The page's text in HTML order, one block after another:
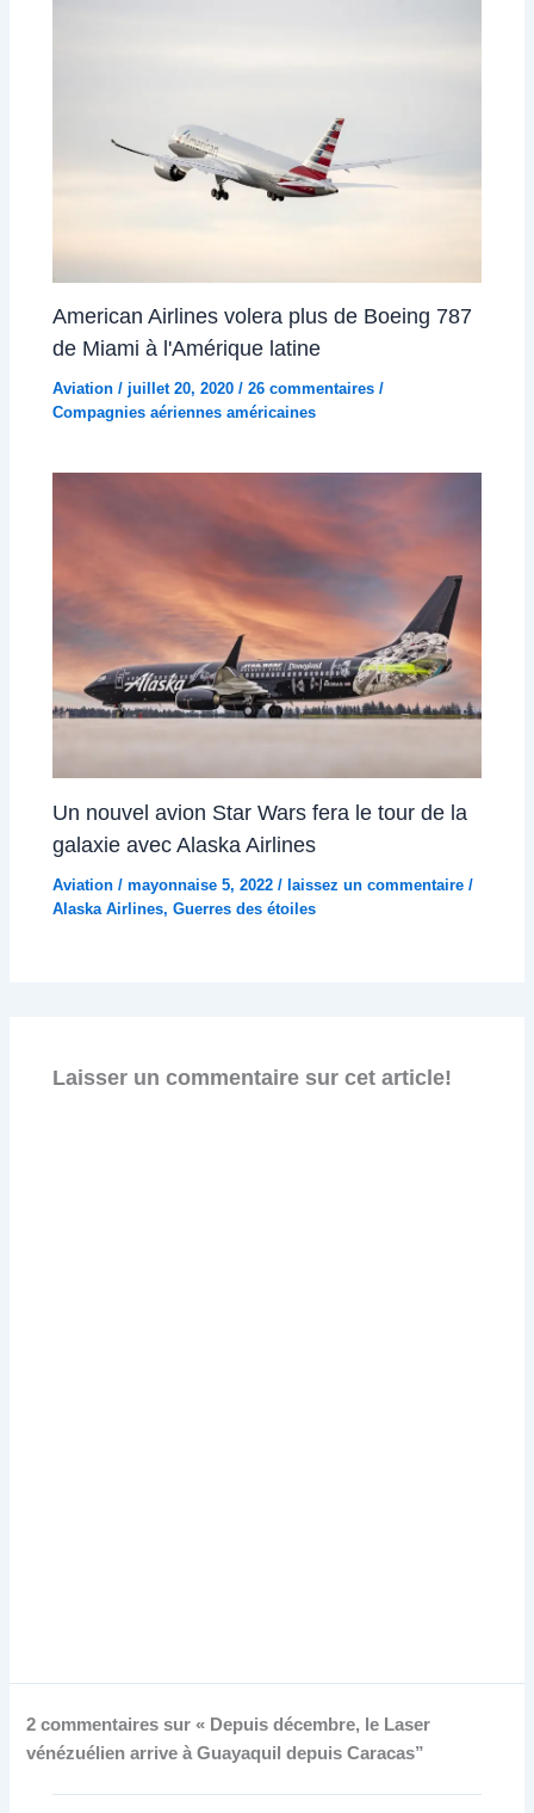
American Airlines volera plus de Boeing 787
de Miami à l'Amérique latine
Aviation / juillet 20, 2020/26 commentaires /
Compagnies aériennes américaines
Un nouvel avion Star Wars fera le tour de la
galaxie avec Alaska Airlines
Aviation /mayonnaise 5, 2022/laissez un commentaire /
Alaska Airlines,Guerres des étoiles
Laisser un commentaire sur cet article!
2 commentaires sur « Depuis décembre, le Laser
vénézuélien arrive à Guayaquil depuis Caracas”